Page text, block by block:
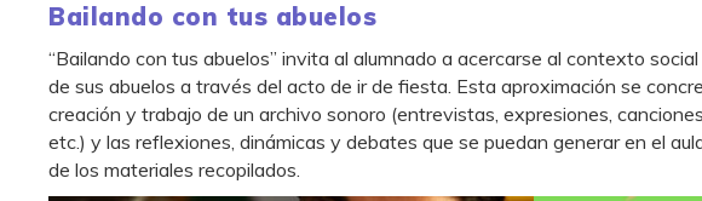
Bailando con tus abuelos
“Bailando con tus abuelos” invita al alumnado a acercarse al contexto
de sus abuelos a través del acto de ir de fiesta. Esta aproximación se
creación y trabajo de un archivo sonoro (entrevistas, expresiones,
etc.) y las reflexiones, dinámicas y debates que se puedan generar en el
de los materiales recopilados.